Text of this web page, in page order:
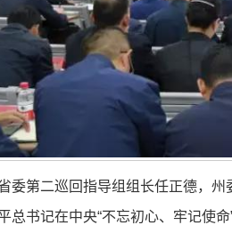
委第二巡回指导组组长任正德，
总书记在中央“不忘初心、牢记使